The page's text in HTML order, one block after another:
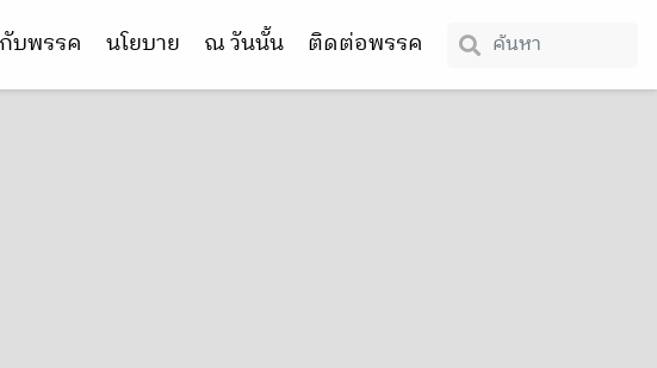
บพรรค นโยบาย ณ วันนั้น ติดต่อพรรค